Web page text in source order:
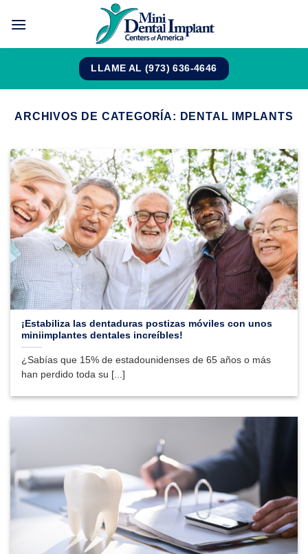
LLAME AL (973) 636-4646
ARCHIVOS DE CATEGORÍA: DENTAL IMPLANTS
¡Estabiliza las dentaduras postizas móviles con unos
miniimplantes dentales increíbles!
¿Sabías que 15% de estadounidenses de 65 años o más
han perdido toda su [...]